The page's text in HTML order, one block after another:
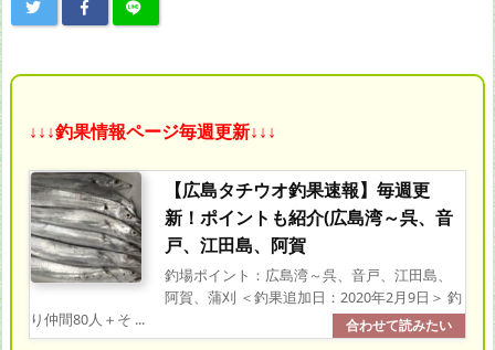
↓↓↓釣果情報ページ毎週更新↓↓↓
【広島タチウオ釣果速報】毎週更
新！ポイントも紹介(広島湾～呉、音
戸、江田島、阿賀
釣場ポイント：広島湾～呉、音戸、江田島、
阿賀、蒲刈 ＜釣果追加日：2020年2月9日＞ 釣
り仲間80人＋そ ...